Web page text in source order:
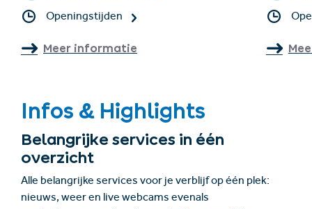
Openingstijden
Meer informatie
Infos & Highlights
Belangrijke services in één
overzicht
Alle belangrijke services voor je verblijf op één plek:
nieuws, weer en live webcams evenals